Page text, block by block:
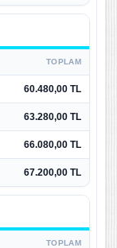
TOPLAM
60.480,00 TL
63.280,00 TL
66.080,00 TL
67.200,00 TL
TOPLAM